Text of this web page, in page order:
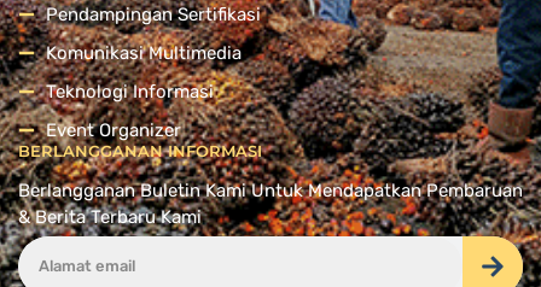
Pendampingan Sertifikasi
Komunikasi Multimedia
Teknologi Informasi
Event Organizer
BERLANGGANAN INFORMASI
Berlangganan Buletin Kami Untuk Mendapatkan Pembaruan
& Berita Terbaru Kami